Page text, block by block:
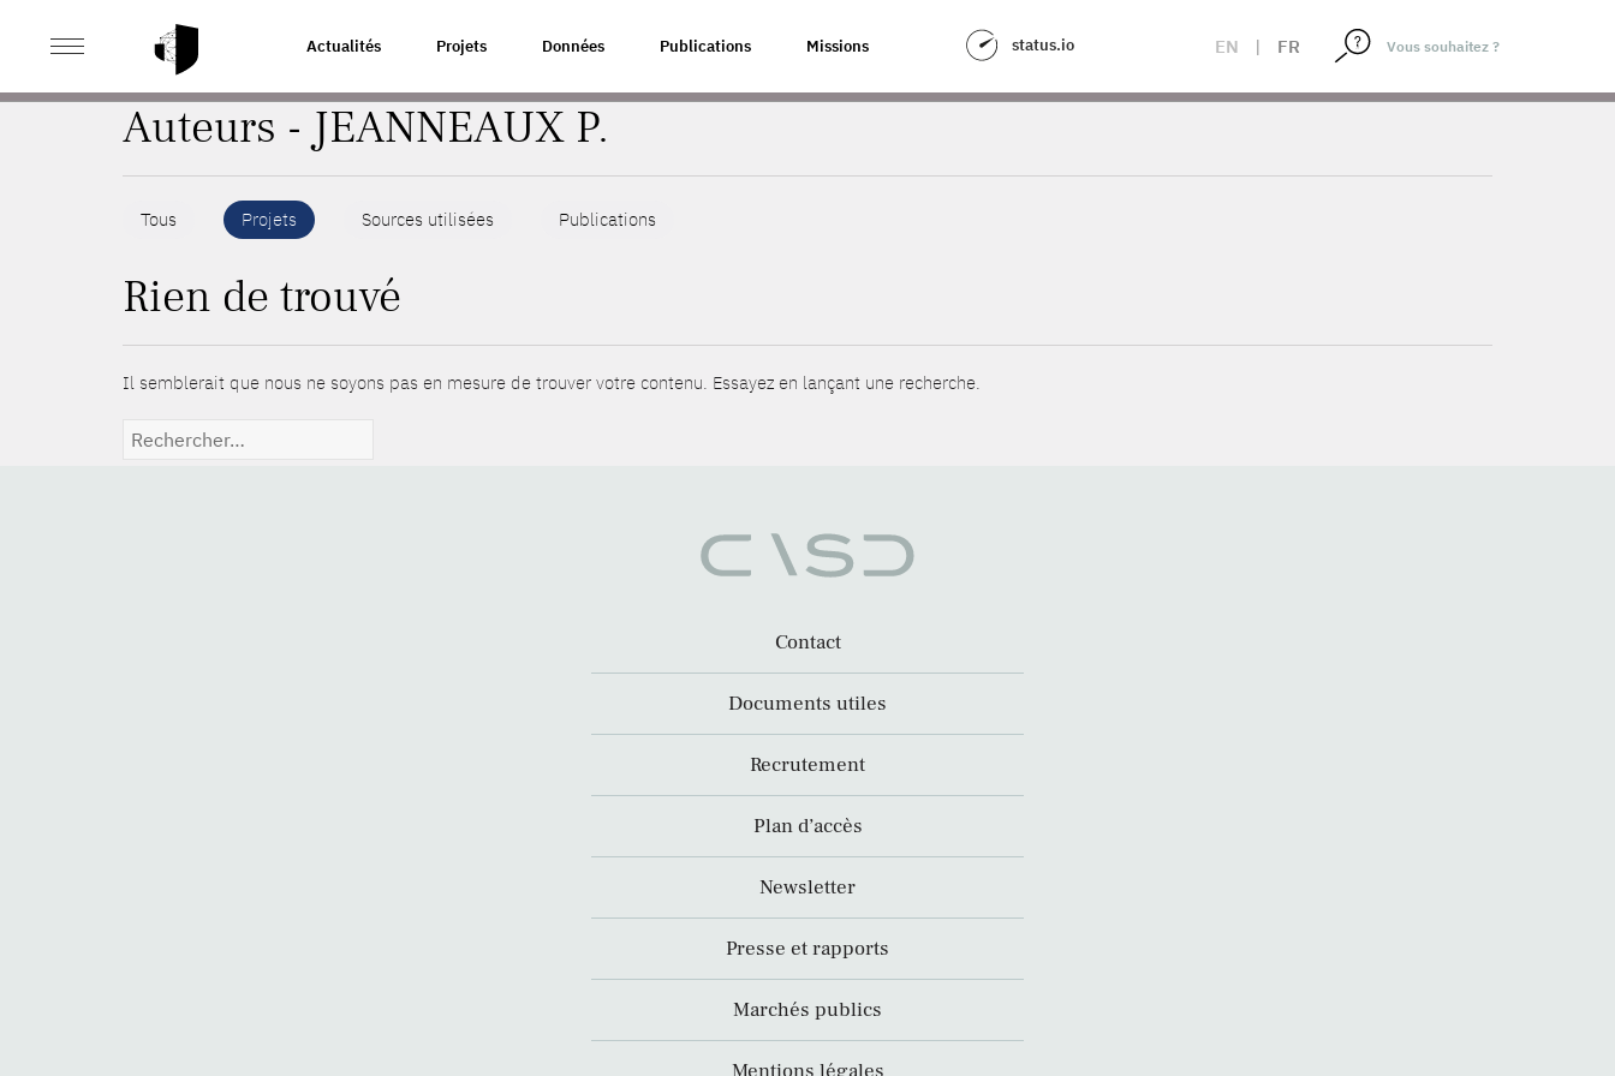
Actualités Projets Données Publications Missions status.io EN | FR
ACCUEIL
Auteurs - JEANNEAUX P.
Tous Projets Sources utilisées Publications
Rien de trouvé
Il semblerait que nous ne soyons pas en mesure de trouver votre contenu. Essayez en lançant une recherche.
Rechercher :
Contact
Documents utiles
Recrutement
Plan d’accès
Newsletter
Presse et rapports
Marchés publics